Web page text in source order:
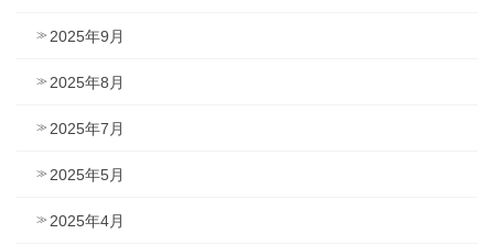
2025年9月
2025年8月
2025年7月
2025年5月
2025年4月